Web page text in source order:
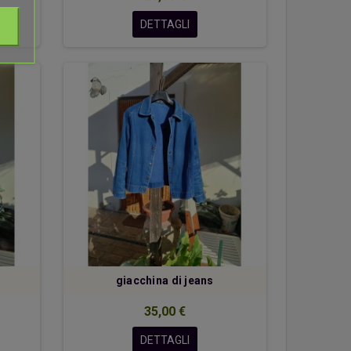
DETTAGLI
giacchina di jeans
35,00 €
DETTAGLI